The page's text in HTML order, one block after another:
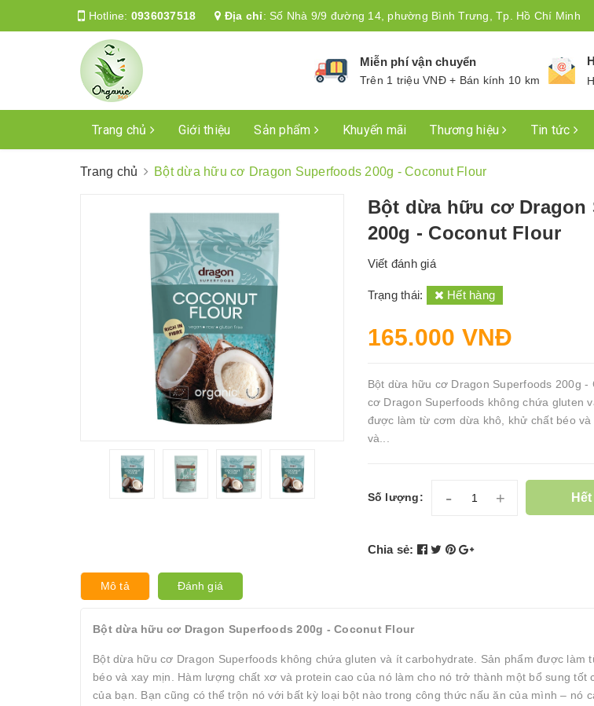
Hotline: 0936037518 Địa chỉ: Số Nhà 9/9 đường 14, phường Bình Trưng, Tp. Hồ Chí Minh
Miễn phí vận chuyển
Trên 1 triệu VNĐ + Bán kính 10 km
Trang chủ Giới thiệu Sản phẩm Khuyến mãi Thương hiệu Tin tức
Trang chủ Bột dừa hữu cơ Dragon Superfoods 200g - Coconut Flour
Bột dừa hữu cơ Dragon
200g - Coconut Flour
Viết đánh giá
Trạng thái: Hết hàng
165.000 VNĐ
Bột dừa hữu cơ Dragon Superfoods 200g
cơ Dragon Superfoods không chứa gluten
được làm từ cơm dừa khô, khử chất béo
và...
Số lượng: - +
Chia sẻ:
Mô tả Đánh giá
Bột dừa hữu cơ Dragon Superfoods 200g - Coconut Flour
Bột dừa hữu cơ Dragon Superfoods không chứa gluten và ít carbohydrate. Sản phẩm được làm
béo và xay mịn. Hàm lượng chất xơ và protein cao của nó làm cho nó trở thành một bổ sung tốt
của bạn. Bạn cũng có thể trộn nó với bất kỳ loại bột nào trong công thức nấu ăn của mình – nó